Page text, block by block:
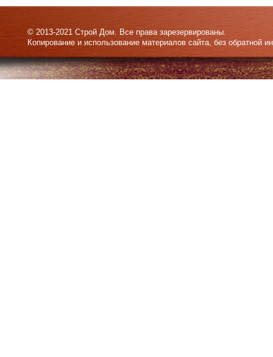
© 2013-2021 Строй Дом. Все права зарезервированы.
Копирование и использование материалов сайта, без обратной